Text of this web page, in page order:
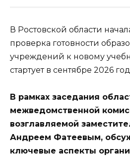
В Ростовской области
проверка готовности
учреждений к новому
стартует в сентябре 2026
В рамках заседания
межведомственной
возглавляемой
Андреем Фатеевым,
ключевые аспекты